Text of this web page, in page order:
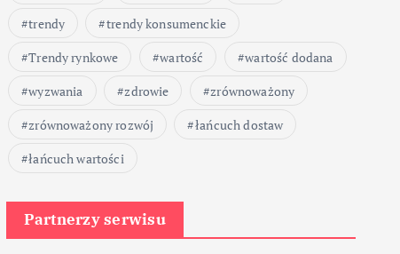
trendy
trendy konsumenckie
Trendy rynkowe
wartość
wartość dodana
wyzwania
zdrowie
zrównoważony
zrównoważony rozwój
łańcuch dostaw
łańcuch wartości
Partnerzy serwisu